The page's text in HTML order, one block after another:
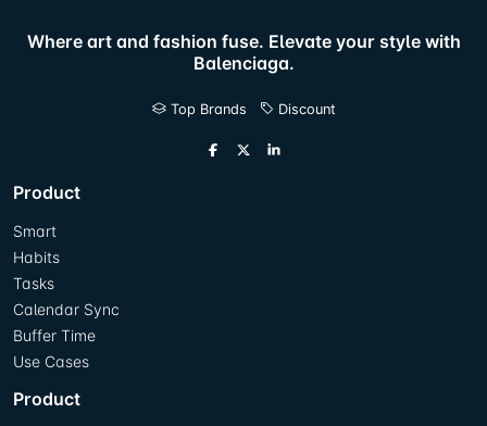
Where art and fashion fuse. Elevate your style with
Balenciaga.
Top Brands Discount
Product
Smart
Habits
Tasks
Calendar Sync
Buffer Time
Use Cases
Product